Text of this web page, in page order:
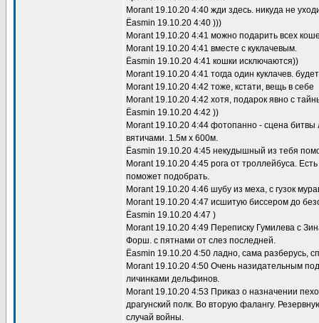
Morant 19.10.20 4:40 жди здесь. никуда не
Ёasmin 19.10.20 4:40 )))
Morant 19.10.20 4:41 можно подарить всех
Morant 19.10.20 4:41 вместе с куклачевым.
Ёasmin 19.10.20 4:41 кошки исключаются))
Morant 19.10.20 4:41 тогда один куклачев.
Morant 19.10.20 4:42 тоже, кстати, вещь в себе
Morant 19.10.20 4:42 хотя, подарок явно с
Ёasmin 19.10.20 4:42 ))
Morant 19.10.20 4:44 фотопанно - сцена битвы
вятичами. 1.5м х 600м.
Ёasmin 19.10.20 4:45 некудышный из тебя
Morant 19.10.20 4:45 рога от троллейбуса.
поможет подобрать.
Morant 19.10.20 4:46 шубу из меха, с гузок
Morant 19.10.20 4:47 исшитую биссером до
Ёasmin 19.10.20 4:47 )
Morant 19.10.20 4:49 Переписку Гумилева с
Форш. с пятнами от слез последней.
Ёasmin 19.10.20 4:50 ладно, сама разберусь,
Morant 19.10.20 4:50 Очень назидательным
личинками дельфинов.
Morant 19.10.20 4:53 Приказ о назначении
драгунский полк. Во вторую фалангу.
случай войны.